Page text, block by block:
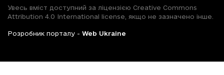
Увесь вміст доступний за ліцензією Creative Commons
Attribution 4.0 International license, якщо не зазначено інше.
Розробник порталу - Web Ukraine